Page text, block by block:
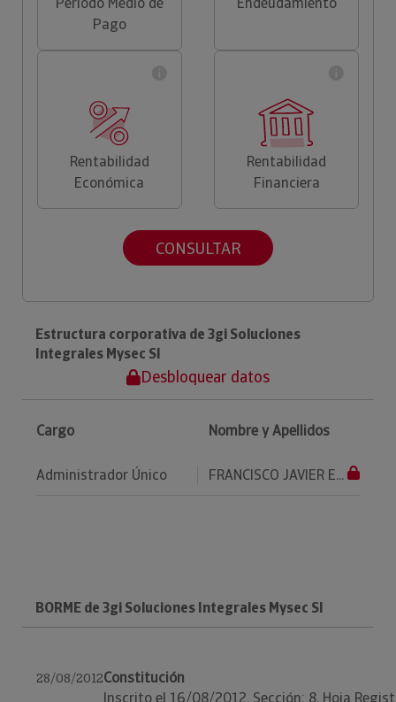
Pago
Rentabilidad
Económica
Rentabilidad
Financiera
CONSULTAR
Estructura corporativa de 3gi Soluciones
Integrales Mysec Sl
Desbloquear datos
Cargo Nombre y Apellidos
Administrador Único FRANCISCO JAVIER E...
BORME de 3gi Soluciones Integrales Mysec Sl
28/08/2012Constitución
Inscrito el 16/08/2012. Sección: 8, Hoja